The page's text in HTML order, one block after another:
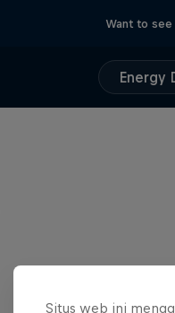
Want to
Energy
Situs web ini